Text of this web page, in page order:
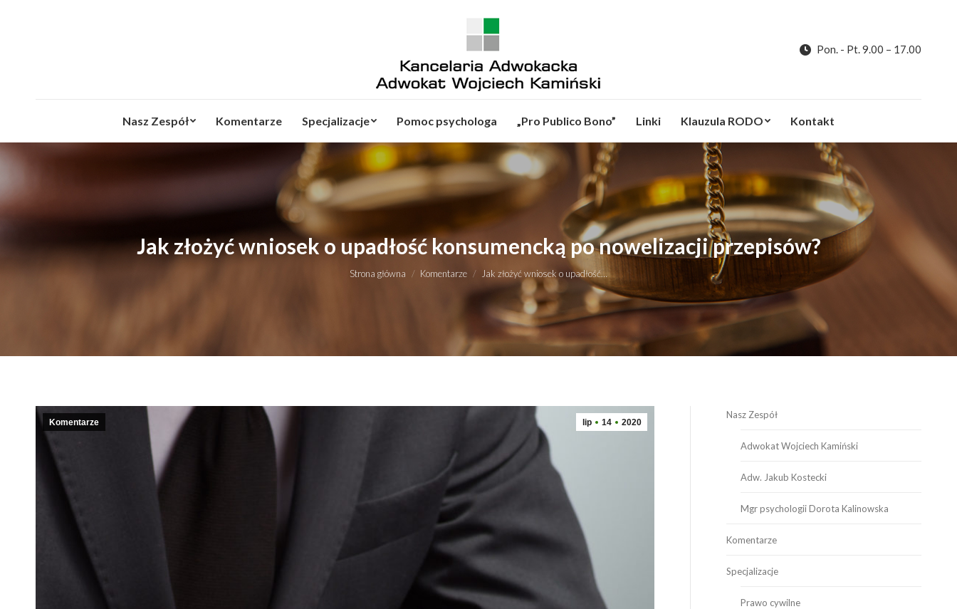
Pon. - Pt. 9.00 – 17.00
Nasz Zespół Komentarze Specjalizacje Pomoc psychologa „Pro Publico Bono” Linki Klauzula RODO Kontakt
Jak złożyć wniosek o upadłość konsumencką po nowelizacji przepisów?
Jesteś tutaj:
Strona główna Komentarze Jak złożyć wniosek o upadłość…
lip 14 2020
Komentarze
Nasz Zespół
Adwokat Wojciech Kamiński
Adw. Jakub Kostecki
Mgr psychologii Dorota Kalinowska
Komentarze
Specjalizacje
Prawo cywilne